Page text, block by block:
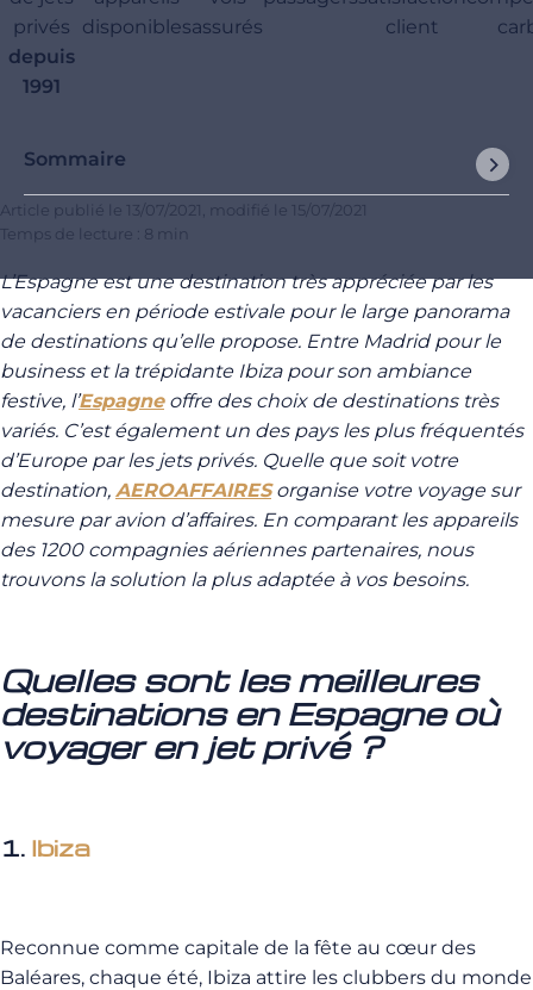
privés
depuis
1991
disponiblesassurés
client
Sommaire
Article publié le 13/07/2021 , modifié le 15/07/2021
Temps de lecture : 8 min
L’Espagne est une destination très appréciée par les
vacanciers en période estivale pour le large panorama
de destinations qu’elle propose. Entre Madrid pour le
business et la trépidante Ibiza pour son ambiance
festive, l’Espagneoffre des choix de destinations très
variés. C’est également un des pays les plus fréquentés
d’Europe par les jets privés. Quelle que soit votre
destination, AEROAFFAIRESorganise votre voyage sur
mesure par avion d’affaires. En comparant les appareils
des 1200 compagnies aériennes partenaires, nous
trouvons la solution la plus adaptée à vos besoins.
Quelles sont les meilleures
destinations en Espagne où
voyager en jet privé ?
1. Ibiza
Reconnue comme capitale de la fête au cœur des
Baléares, chaque été, Ibiza attire les clubbers du monde